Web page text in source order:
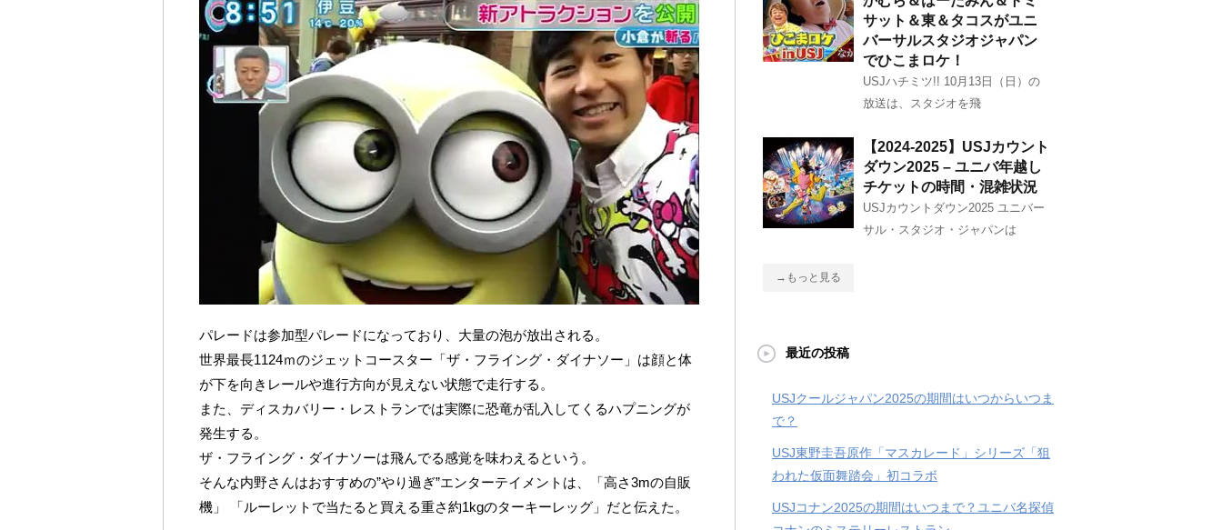
パレードは参加型パレードになっており、大量の泡が放出される。
世界最長1124ｍのジェットコースター「ザ・フライング・ダイナソー」は顔と体
が下を向きレールや進行方向が見えない状態で走行する。
また、ディスカバリー・レストランでは実際に恐竜が乱入してくるハプニングが
発生する。
ザ・フライング・ダイナソーは飛んでる感覚を味わえるという。
そんな内野さんはおすすめの”やり過ぎ”エンターテイメントは、「高さ3mの自販
機」 「ルーレットで当たると買える重さ約1kgのターキーレッグ」だと伝えた。
サット＆東＆タコスがユニ
バーサルスタジオジャパン
でひこまロケ！
USJハチミツ!! 10月13日（日）の
放送は、スタジオを飛
【2024-2025】USJカウント
ダウン2025 – ユニバ年越し
チケットの時間・混雑状況
USJカウントダウン2025 ユニバー
サル・スタジオ・ジャパンは
→もっと見る
最近の投稿
USJクールジャパン2025の期間はいつからいつま
で？
USJ東野圭吾原作「マスカレード」シリーズ「狙
われた仮面舞踏会」初コラボ
USJコナン2025の期間はいつまで？ユニバ名探偵